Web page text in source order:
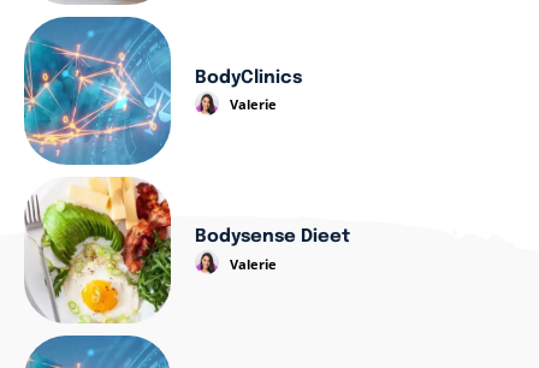
BodyClinics
Valerie
Bodysense Dieet
Valerie